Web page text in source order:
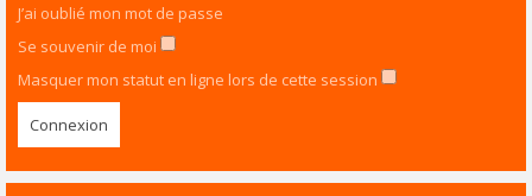
J’ai oublié mon mot de passe
Se souvenir de moi
Masquer mon statut en ligne lors de cette session